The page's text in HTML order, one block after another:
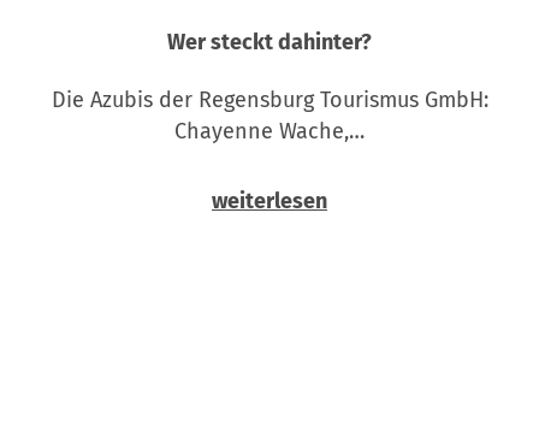
Wer steckt dahinter?
Die Azubis der Regensburg Tourismus GmbH:
Chayenne Wache,…
weiterlesen